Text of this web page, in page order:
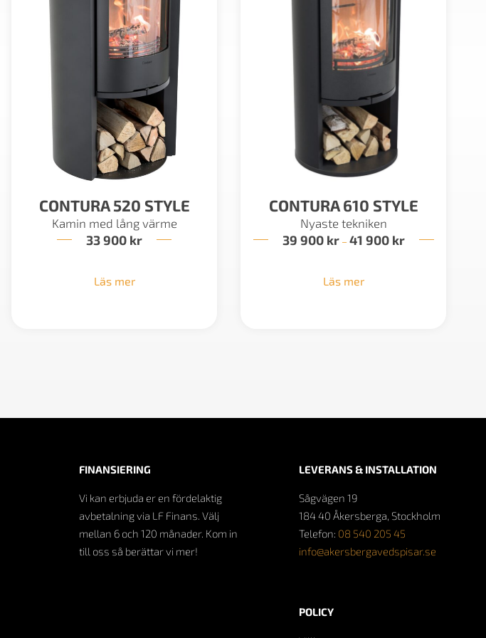
CONTURA 520 STYLE
Kamin med lång värme
33 900 kr
Läs mer
CONTURA 610 STYLE
Nyaste tekniken
39 900 kr – 41 900 krPrisintervall:
Läs mer
FINANSIERING
Vi kan erbjuda er en fördelaktig
avbetalning via LF Finans. Välj
mellan 6 och 120 månader. Kom in
till oss så berättar vi mer!
LEVERANS & INSTALLATION
Sågvägen 19
184 40 Åkersberga, Stockholm
Telefon: 08 540 205 45
info@akersbergavedspisar.se
POLICY